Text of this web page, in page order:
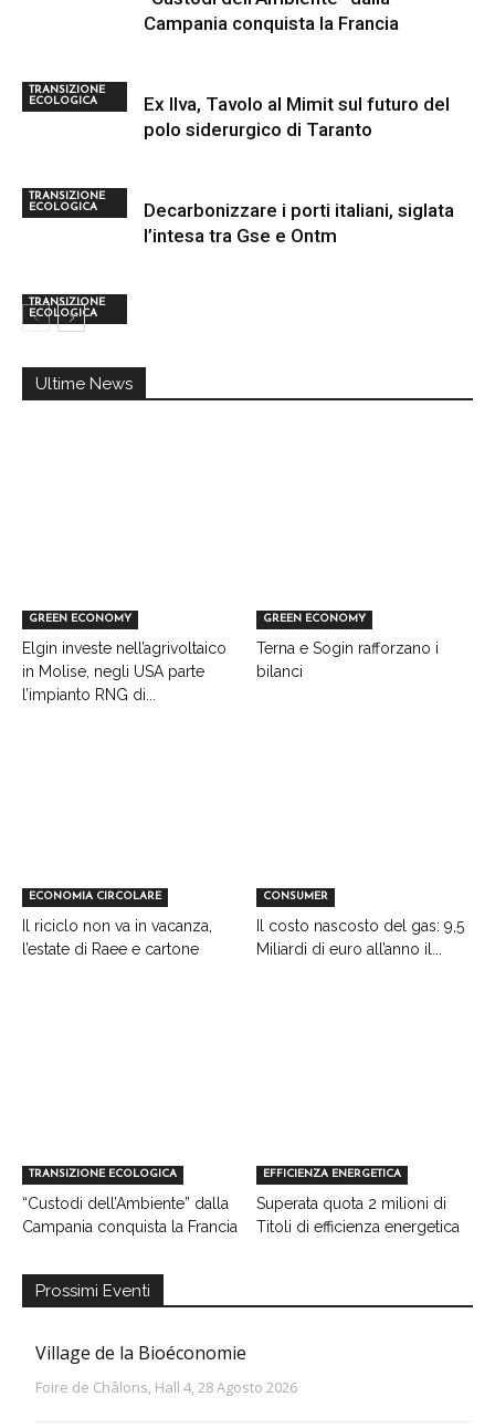
TRANSIZIONE
ECOLOGICA
Campania conquista la Francia
TRANSIZIONE
ECOLOGICA
Ex Ilva, Tavolo al Mimit sul futuro del
polo siderurgico di Taranto
TRANSIZIONE
ECOLOGICA
Decarbonizzare i porti italiani, siglata
l’intesa tra Gse e Ontm
Ultime News
GREEN ECONOMY
Elgin investe nell’agrivoltaico
in Molise, negli USA parte
l’impianto RNG di...
GREEN ECONOMY
Terna e Sogin rafforzano i
bilanci
ECONOMIA CIRCOLARE
Il riciclo non va in vacanza,
l’estate di Raee e cartone
CONSUMER
Il costo nascosto del gas: 9,5
Miliardi di euro all’anno il...
TRANSIZIONE ECOLOGICA
“Custodi dell’Ambiente” dalla
Campania conquista la Francia
EFFICIENZA ENERGETICA
Superata quota 2 milioni di
Titoli di efficienza energetica
Prossimi Eventi
Village de la Bioéconomie
Foire de Châlons, Hall 4, 28 Agosto 2026